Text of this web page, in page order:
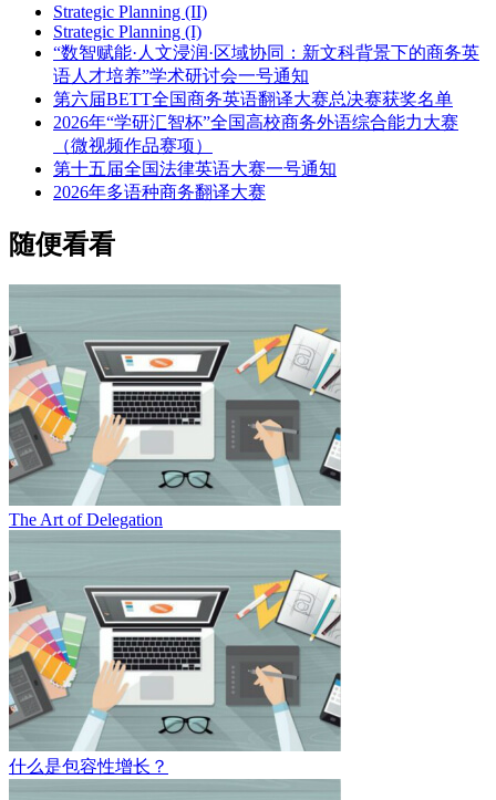
Strategic Planning (II)
Strategic Planning (I)
“数智赋能·人文浸润·区域协同：新文科背景下的商务英
语人才培养”学术研讨会一号通知
第六届BETT全国商务英语翻译大赛总决赛获奖名单
2026年“学研汇智杯”全国高校商务外语综合能力大赛
（微视频作品赛项）
第十五届全国法律英语大赛一号通知
2026年多语种商务翻译大赛
随便看看
The Art of Delegation
什么是包容性增长？